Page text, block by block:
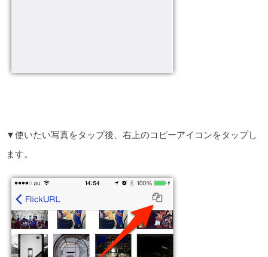
▼使いたい写真をタップ後、右上のコピーアイコンをタップし
ます。